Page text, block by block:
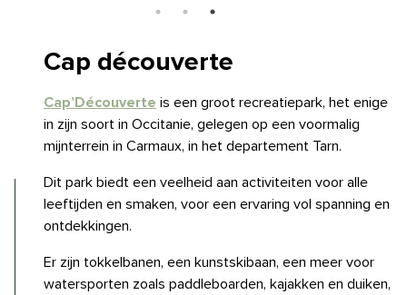
Cap découverte
Cap’Découverte is een groot recreatiepark, het enige
in zijn soort in Occitanie, gelegen op een voormalig
mijnterrein in Carmaux, in het departement Tarn.
Dit park biedt een veelheid aan activiteiten voor alle
leeftijden en smaken, voor een ervaring vol spanning en
ontdekkingen.
Er zijn tokkelbanen, een kunstskibaan, een meer voor
watersporten zoals paddleboarden, kajakken en duiken,